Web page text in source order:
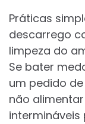
Práticas
descarrego
limpeza do
Se bater
um pedido
não
intermináveis